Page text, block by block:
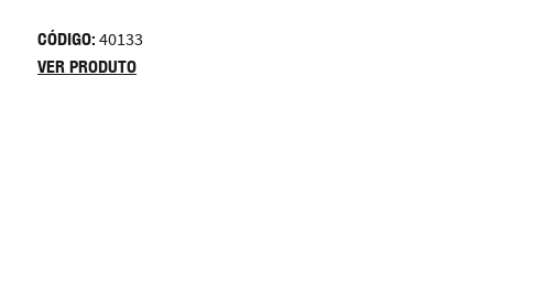
CÓDIGO: 40133
VER PRODUTO